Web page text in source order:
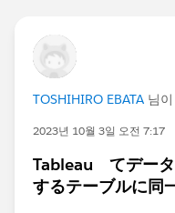
TOSHIHIRO EBATA 님이
2023년 10월 3일 오전 7:17
Tableau てデータ
するテーブルに同